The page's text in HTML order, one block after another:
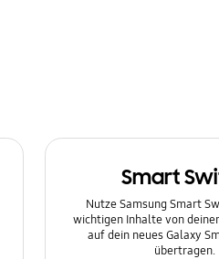
Smart
Nutze Samsung Smart
wichtigen Inhalte von
auf dein neues Galaxy
übertragen.